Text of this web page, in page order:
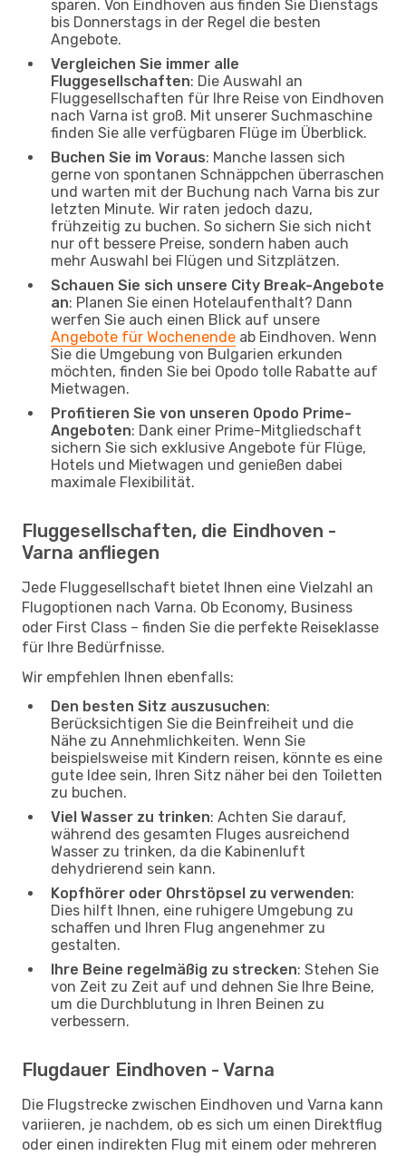
sparen. Von Eindhoven aus finden Sie Dienstags
bis Donnerstags in der Regel die besten
Angebote.
Vergleichen Sie immer alle
Fluggesellschaften: Die Auswahl an
Fluggesellschaften für Ihre Reise von Eindhoven
nach Varna ist groß. Mit unserer Suchmaschine
finden Sie alle verfügbaren Flüge im Überblick.
Buchen Sie im Voraus: Manche lassen sich
gerne von spontanen Schnäppchen überraschen
und warten mit der Buchung nach Varna bis zur
letzten Minute. Wir raten jedoch dazu,
frühzeitig zu buchen. So sichern Sie sich nicht
nur oft bessere Preise, sondern haben auch
mehr Auswahl bei Flügen und Sitzplätzen.
Schauen Sie sich unsere City Break-Angebote
an: Planen Sie einen Hotelaufenthalt? Dann
werfen Sie auch einen Blick auf unsere
Angebote für Wochenende ab Eindhoven. Wenn
Sie die Umgebung von Bulgarien erkunden
möchten, finden Sie bei Opodo tolle Rabatte auf
Mietwagen.
Profitieren Sie von unseren Opodo Prime-
Angeboten: Dank einer Prime-Mitgliedschaft
sichern Sie sich exklusive Angebote für Flüge,
Hotels und Mietwagen und genießen dabei
maximale Flexibilität.
Fluggesellschaften, die Eindhoven -
Varna anfliegen
Jede Fluggesellschaft bietet Ihnen eine Vielzahl an
Flugoptionen nach Varna. Ob Economy, Business
oder First Class – finden Sie die perfekte Reiseklasse
für Ihre Bedürfnisse.
Wir empfehlen Ihnen ebenfalls:
Den besten Sitz auszusuchen:
Berücksichtigen Sie die Beinfreiheit und die
Nähe zu Annehmlichkeiten. Wenn Sie
beispielsweise mit Kindern reisen, könnte es eine
gute Idee sein, Ihren Sitz näher bei den Toiletten
zu buchen.
Viel Wasser zu trinken: Achten Sie darauf,
während des gesamten Fluges ausreichend
Wasser zu trinken, da die Kabinenluft
dehydrierend sein kann.
Kopfhörer oder Ohrstöpsel zu verwenden:
Dies hilft Ihnen, eine ruhigere Umgebung zu
schaffen und Ihren Flug angenehmer zu
gestalten.
Ihre Beine regelmäßig zu strecken: Stehen Sie
von Zeit zu Zeit auf und dehnen Sie Ihre Beine,
um die Durchblutung in Ihren Beinen zu
verbessern.
Flugdauer Eindhoven - Varna
Die Flugstrecke zwischen Eindhoven und Varna kann
variieren, je nachdem, ob es sich um einen Direktflug
oder einen indirekten Flug mit einem oder mehreren